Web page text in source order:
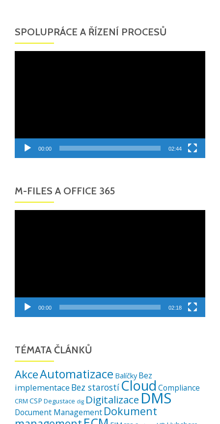
SPOLUPRÁCE A ŘÍZENÍ PROCESŮ
00:00 02:44
M-FILES A OFFICE 365
00:00 02:18
TÉMATA ČLÁNKŮ
AkceAutomatizace Balíčky Bez
implementace Bez starostí Cloud Compliance
CRM CSP Degustace dig Digitalizace DMS
Document Management Dokument